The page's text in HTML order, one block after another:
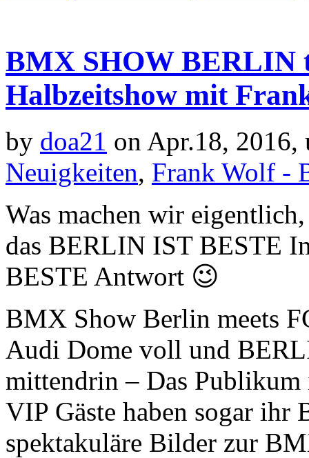
BMX SHOW BERLIN
Halbzeitshow mit
by doa21 on Apr.18, 2016,
Neuigkeiten, Frank Wolf -
Was machen wir
das BERLIN IST BESTE
BESTE Antwort 😉
BMX Show Berlin meets
Audi Dome voll und
mittendrin – Das Publikum
VIP Gäste haben sogar ihr
spektakuläre Bilder zur